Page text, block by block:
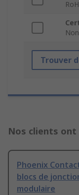
Non
Trouver
Nos clients
Phoenix
blocs de
modulaire